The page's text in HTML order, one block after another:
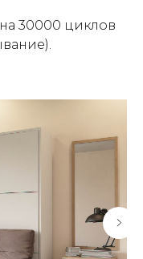
30000 циклов